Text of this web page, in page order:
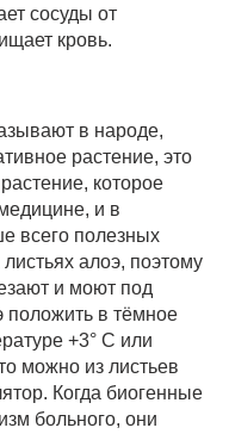
сосуды от
кровь.
в народе,
растение, это
которое
и в
всего полезных
алоэ, поэтому
и моют под
положить в тёмное
+3° С или
можно из листьев
Когда биогенные
больного, они